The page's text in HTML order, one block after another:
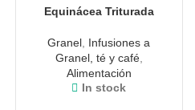
desde
Equinácea Triturada
Granel Infusiones a
Granel, té y café,
Alimentación
In stock